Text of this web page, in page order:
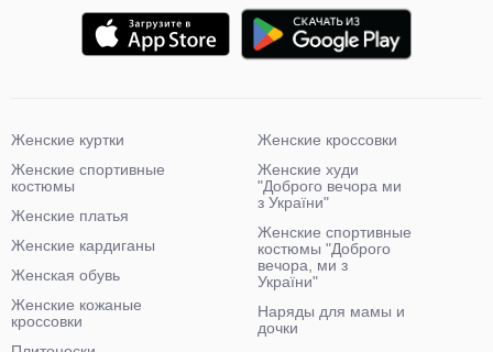
Женские куртки
Женские спортивные
костюмы
Женские платья
Женские кардиганы
Женская обувь
Женские кожаные
кроссовки
Женские кроссовки
Женские худи
"Доброго вечора ми
з України"
Женские спортивные
костюмы "Доброго
вечора, ми з
України"
Наряды для мамы и
дочки